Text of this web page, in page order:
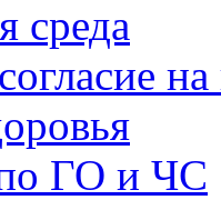
среда
ГО и ЧС